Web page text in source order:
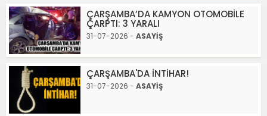
ÇARŞAMBA’DA KAMYON OTOMOBİLE
ÇARPTI: 3 YARALI
31-07-2026 - ASAYİŞ
ÇARŞAMBA'DA İNTİHAR!
31-07-2026 - ASAYİŞ